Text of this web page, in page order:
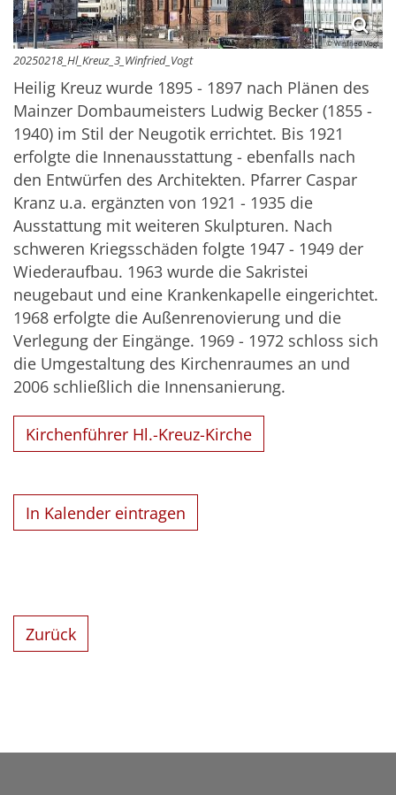
© Winfried Vogt
20250218_Hl_Kreuz_3_Winfried_Vogt
Heilig Kreuz wurde 1895 - 1897 nach Plänen des
Mainzer Dombaumeisters Ludwig Becker (1855 -
1940) im Stil der Neugotik errichtet. Bis 1921
erfolgte die Innenausstattung - ebenfalls nach
den Entwürfen des Architekten. Pfarrer Caspar
Kranz u.a. ergänzten von 1921 - 1935 die
Ausstattung mit weiteren Skulpturen. Nach
schweren Kriegsschäden folgte 1947 - 1949 der
Wiederaufbau. 1963 wurde die Sakristei
neugebaut und eine Krankenkapelle eingerichtet.
1968 erfolgte die Außenrenovierung und die
Verlegung der Eingänge. 1969 - 1972 schloss sich
die Umgestaltung des Kirchenraumes an und
2006 schließlich die Innensanierung.
Kirchenführer Hl.-Kreuz-Kirche
In Kalender eintragen
Zurück